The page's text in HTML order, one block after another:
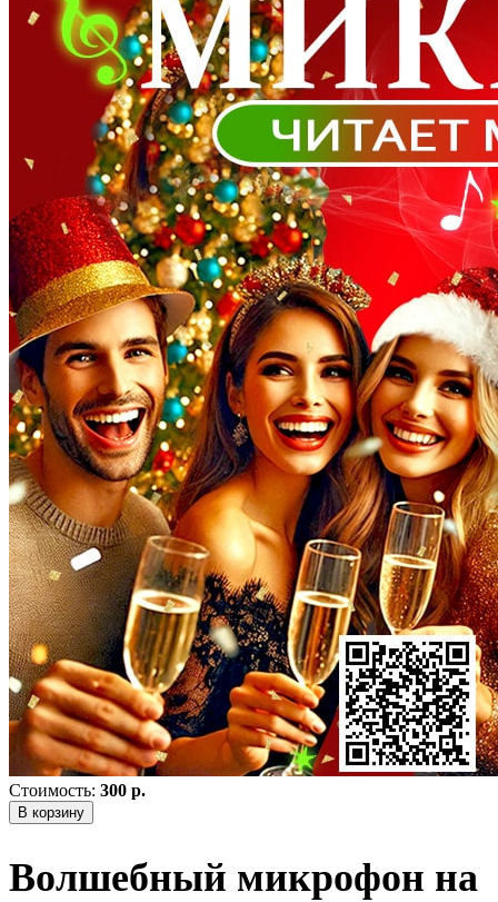
Стоимость: 300 р.
В корзину
Волшебный микрофон на